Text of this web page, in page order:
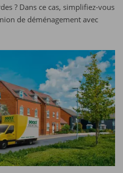
? Dans ce cas, simplifiez-vous
de déménagement avec